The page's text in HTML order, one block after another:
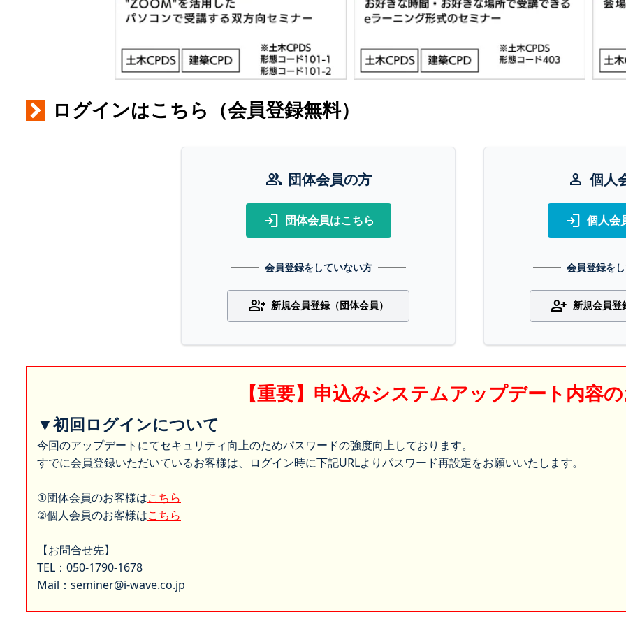
ログインはこちら（会員登録無料）
group 団体会員の方
login 団体会員はこちら
会員登録をしていない方
group_add 新規会員登録（団体会員）
person 個人
login 個人会
会員登録を
person_add 新規会員登
【重要】申込みシステムアップデート内容
▼初回ログインについて
今回のアップデートにてセキュリティ向上のためパスワードの強度向上しております。
すでに会員登録いただいているお客様は、ログイン時に下記URLよりパスワード再設定をお願いいたします。
①団体会員のお客様はこちら
②個人会員のお客様はこちら
【お問合せ先】
TEL：050-1790-1678
Mail：seminer@i-wave.co.jp